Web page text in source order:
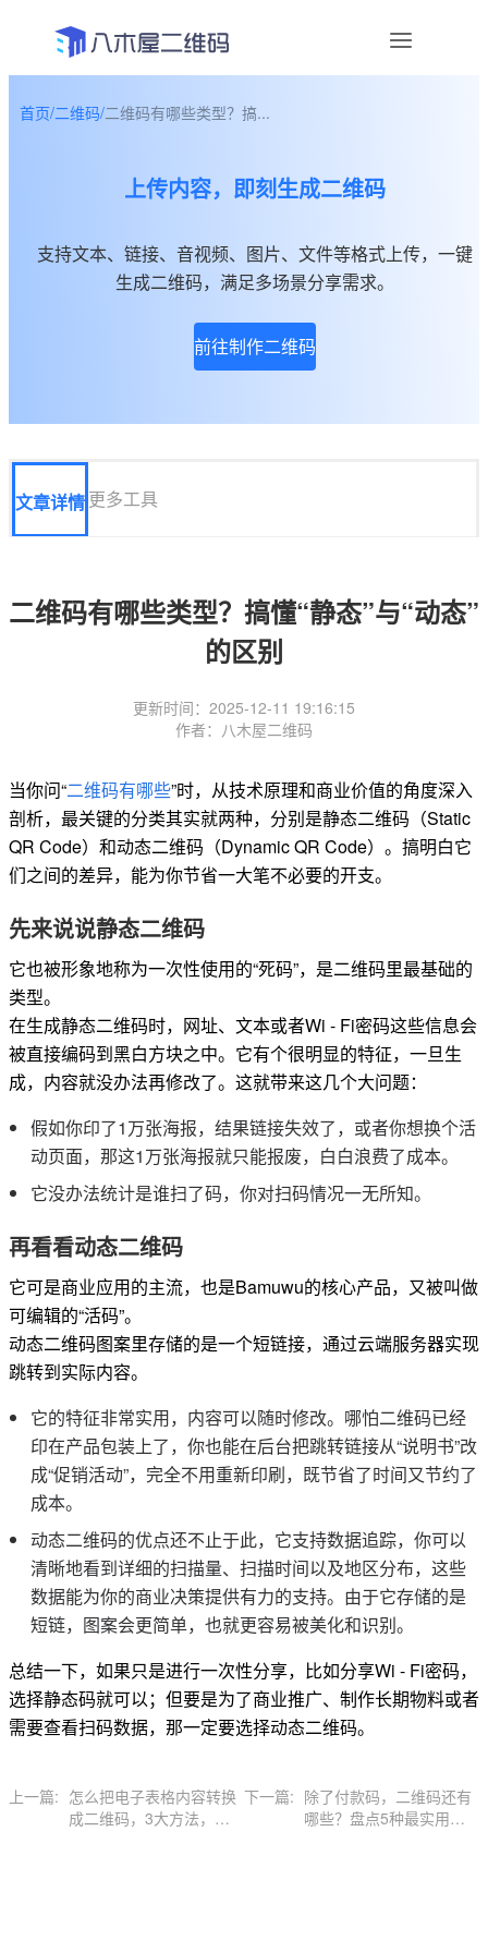
帮助中心
首页/二维码/二维码有哪些类型？搞...
上传内容，即刻生成二维码
支持文本、链接、音视频、图片、文件等格式上传，一键
生成二维码，满足多场景分享需求。
前往制作二维码
文章详情更多工具
二维码有哪些类型？搞懂“静态”与“动态”
的区别
更新时间：2025-12-11 19:16:15
作者：八木屋二维码
当你问“二维码有哪些”时，从技术原理和商业价值的角度深入
剖析，最关键的分类其实就两种，分别是静态二维码（Static
QR Code）和动态二维码（Dynamic QR Code）。搞明白它
们之间的差异，能为你节省一大笔不必要的开支。
先来说说静态二维码
它也被形象地称为一次性使用的“死码”，是二维码里最基础的
类型。
在生成静态二维码时，网址、文本或者Wi - Fi密码这些信息会
被直接编码到黑白方块之中。它有个很明显的特征，一旦生
成，内容就没办法再修改了。这就带来这几个大问题：
假如你印了1万张海报，结果链接失效了，或者你想换个活
动页面，那这1万张海报就只能报废，白白浪费了成本。
它没办法统计是谁扫了码，你对扫码情况一无所知。
再看看动态二维码
它可是商业应用的主流，也是Bamuwu的核心产品，又被叫做
可编辑的“活码”。
动态二维码图案里存储的是一个短链接，通过云端服务器实现
跳转到实际内容。
它的特征非常实用，内容可以随时修改。哪怕二维码已经
印在产品包装上了，你也能在后台把跳转链接从“说明书”改
成“促销活动”，完全不用重新印刷，既节省了时间又节约了
成本。
动态二维码的优点还不止于此，它支持数据追踪，你可以
清晰地看到详细的扫描量、扫描时间以及地区分布，这些
数据能为你的商业决策提供有力的支持。由于它存储的是
短链，图案会更简单，也就更容易被美化和识别。
总结一下，如果只是进行一次性分享，比如分享Wi - Fi密码，
选择静态码就可以；但要是为了商业推广、制作长期物料或者
需要查看扫码数据，那一定要选择动态二维码。
上一篇: 怎么把电子表格内容转换
成二维码，3大方法，快
下一篇: 除了付款码，二维码还有
哪些？盘点5种最实用的